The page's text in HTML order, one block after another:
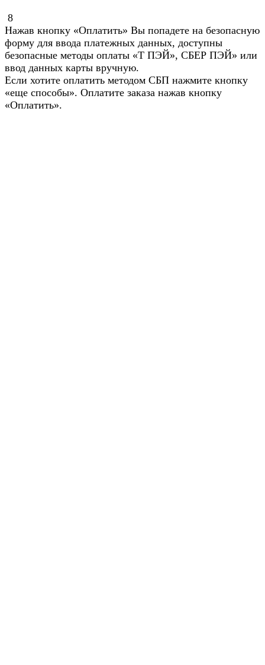
8
Нажав кнопку «Оплатить» Вы попадете на безопасную
форму для ввода платежных данных, доступны
безопасные методы оплаты «Т ПЭЙ», СБЕР ПЭЙ» или
ввод данных карты вручную.
Если хотите оплатить методом СБП нажмите кнопку
«еще способы». Оплатите заказа нажав кнопку
«Оплатить».